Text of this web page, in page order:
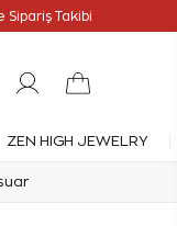
Sipariş Takibi
ZEN HIGH JEWELRY